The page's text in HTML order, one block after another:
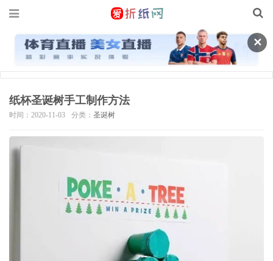
✕
纸杯圣诞树手工制作方法
时间：2020-11-03 分类： 圣诞树